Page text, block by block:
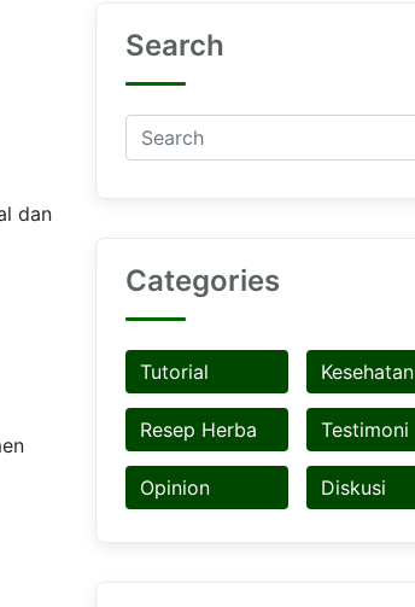
dan
Search
Categories
Tutorial Kesehatan
Resep Herba Testimoni
Opinion Diskusi